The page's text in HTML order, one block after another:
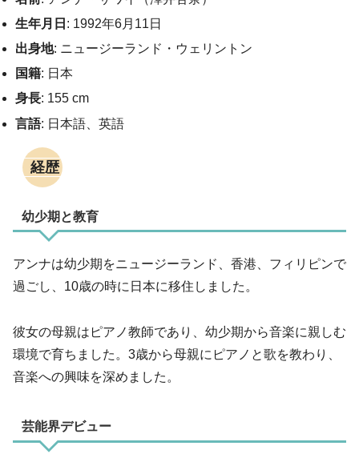
生年月日 : 1992年6月11日
出身地: ニュージーランド・ウェリントン
国籍: 日本
身長: 155 cm
言語: 日本語、英語
経歴
幼少期と教育
アンナは幼少期をニュージーランド、香港、フィリピンで
過ごし、10歳の時に日本に移住しました。
彼女の母親はピアノ教師であり、幼少期から音楽に親しむ
環境で育ちました。3歳から母親にピアノと歌を教わり、
音楽への興味を深めました。
芸能界デビュー